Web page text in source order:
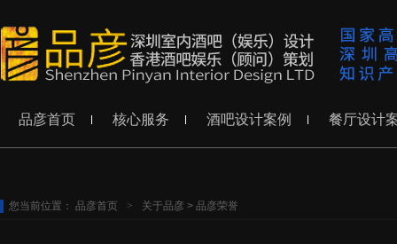
品彦首页 核心服务 酒吧设计案例 餐厅设计
您当前位置： 品彦首页 > 关于品彦 > 品彦荣誉